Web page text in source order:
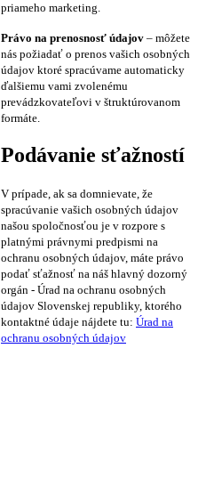
priameho marketing.
Právo na prenosnosť údajov – môžete
nás požiadať o prenos vašich osobných
údajov ktoré spracúvame automaticky
ďalšiemu vami zvolenému
prevádzkovateľovi v štruktúrovanom
formáte.
Podávanie sťažností
V prípade, ak sa domnievate, že
spracúvanie vašich osobných údajov
našou spoločnosťou je v rozpore s
platnými právnymi predpismi na
ochranu osobných údajov, máte právo
podať sťažnosť na náš hlavný dozorný
orgán - Úrad na ochranu osobných
údajov Slovenskej republiky, ktorého
kontaktné údaje nájdete tu: Úrad na
ochranu osobných údajov